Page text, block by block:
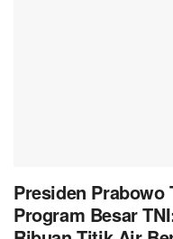
Presiden Prabowo
Program Besar